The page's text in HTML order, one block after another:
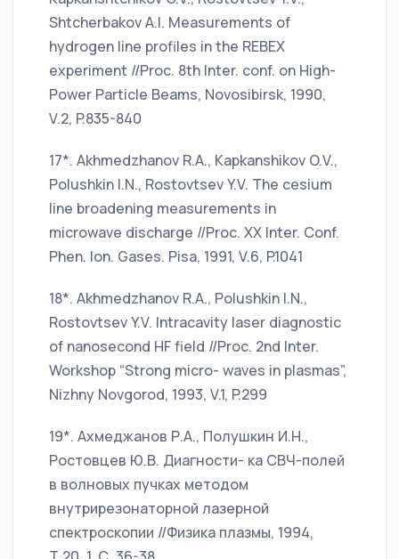
Shtcherbakov A.I. Measurements of
hydrogen line profiles in the REBEX
experiment //Proc. 8th Inter. conf. on High-
Power Particle Beams, Novosibirsk, 1990,
V.2, P.835-840
17*. Akhmedzhanov R.A., Kapkanshikov O.V.,
Polushkin I.N., Rostovtsev Y.V. The cesium
line broadening measurements in
microwave discharge //Proc. XX Inter. Conf.
Phen. Ion. Gases. Pisa, 1991, V.6, P.1041
18*. Akhmedzhanov R.A., Polushkin I.N.,
Rostovtsev Y.V. Intracavity laser diagnostic
of nanosecond HF field //Proc. 2nd Inter.
Workshop “Strong micro- waves in plasmas”,
Nizhny Novgorod, 1993, V.1, P.299
19*. Ахмеджанов Р.А., Полушкин И.Н.,
Ростовцев Ю.В. Диагности- ка СВЧ-полей
в волновых пучках методом
внутрирезонаторной лазерной
спектроскопии //Физика плазмы, 1994,